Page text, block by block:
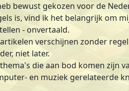
bewust gekozen voor de
is, vind ik het belangrijk om
- onvertaald.
verschijnen zonder
niet later.
die aan bod komen zijn
en muziek gerelateerde